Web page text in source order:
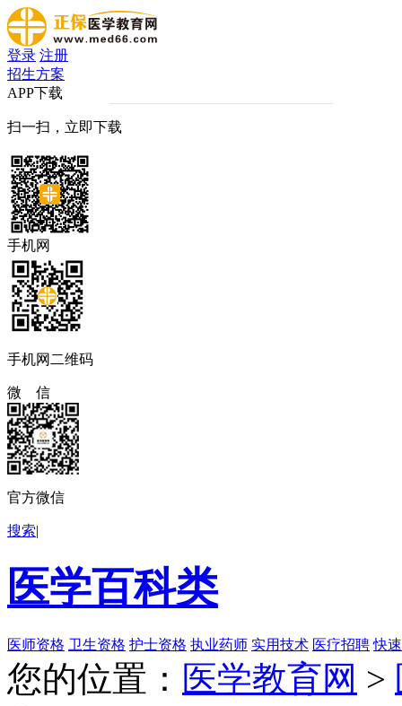
登录 注册
招生方案
APP下载
扫一扫，立即下载
手机网
手机网二维码
微 信
官方微信
搜索|
医学百科类
医师资格 卫生资格 护士资格 执业药师 实用技术 医疗招聘 快
您的位置： 医学教育网 >